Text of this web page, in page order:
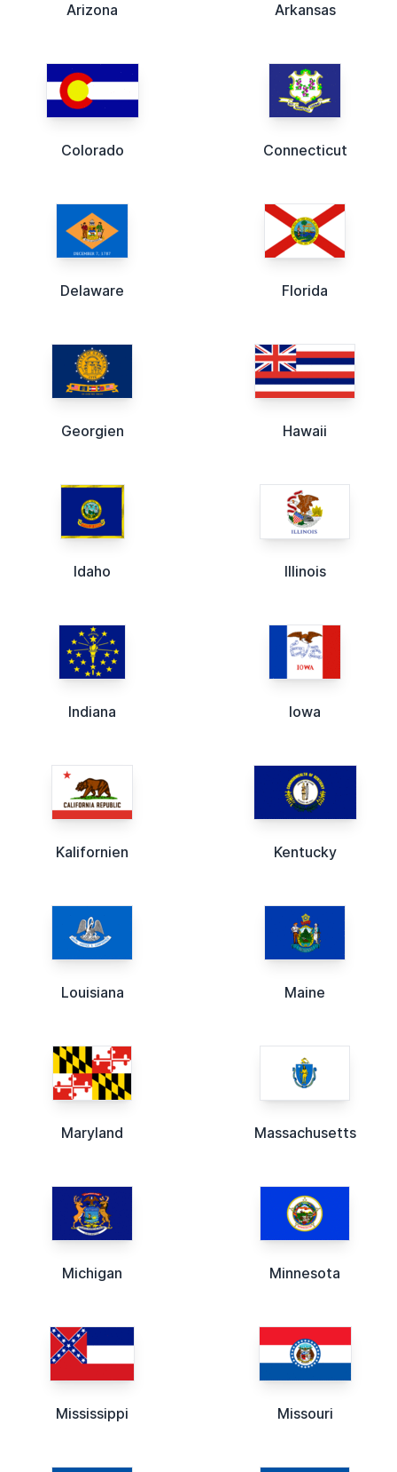
Arizona Arkansas
Colorado Connecticut
Delaware Florida
Georgien Hawaii
Idaho Illinois
Indiana Iowa
Kalifornien Kentucky
Louisiana Maine
Maryland Massachusetts
Michigan Minnesota
Mississippi Missouri